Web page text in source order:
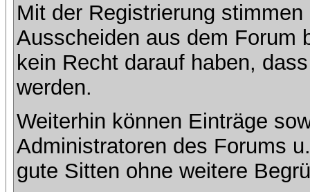
Mit der Registrierung
Ausscheiden aus dem Forum
kein Recht darauf haben,
werden.
Weiterhin können Einträge
Administratoren des Forums
gute Sitten ohne weitere